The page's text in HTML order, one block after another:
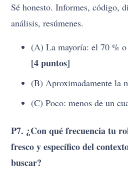
Sé honesto. Informes, código,
análisis, resúmenes.
(A) La mayoría: el 70 %
[4 puntos]
(B) Aproximadamente la
(C) Poco: menos de un
P7. ¿Con qué frecuencia tu
fresco y específico del
buscar?